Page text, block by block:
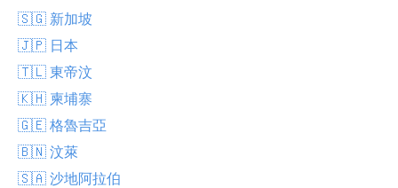
🇸🇬 新加坡
🇯🇵 日本
🇹🇱 東帝汶
🇰🇭 柬埔寨
🇬🇪 格魯吉亞
🇧🇳 汶萊
🇸🇦 沙地阿拉伯